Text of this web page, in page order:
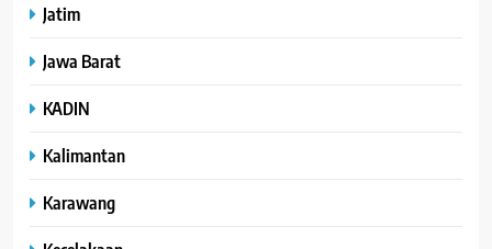
Jatim
Jawa Barat
KADIN
Kalimantan
Karawang